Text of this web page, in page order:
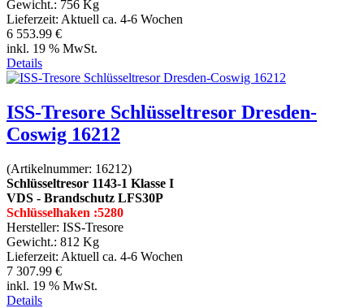
Gewicht.: 756 Kg
Lieferzeit: Aktuell ca. 4-6 Wochen
6 553.99 €
inkl. 19 % MwSt.
Details
ISS-Tresore Schlüsseltresor Dresden-
Coswig 16212
(Artikelnummer: 16212)
Schlüsseltresor 1143-1 Klasse I
VDS - Brandschutz LFS30P
Schlüsselhaken :5280
Hersteller: ISS-Tresore
Gewicht.: 812 Kg
Lieferzeit: Aktuell ca. 4-6 Wochen
7 307.99 €
inkl. 19 % MwSt.
Details